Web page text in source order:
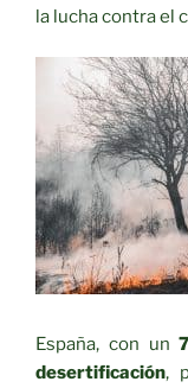
la lucha contra el
España, con un
desertificación,